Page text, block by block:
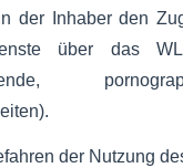
der Inhaber den
über das
der Nutzung